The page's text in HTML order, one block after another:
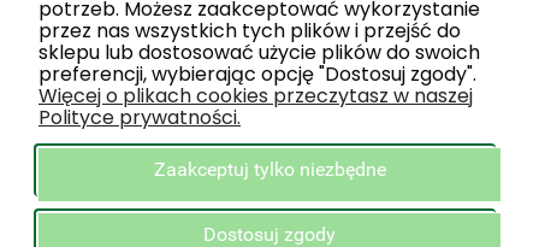
ZAKUPY
POMOC
INFORMACJE
potrzeb. Możesz zaakceptować wykorzystanie
przez nas wszystkich tych plików i przejść do
sklepu lub dostosować użycie plików do swoich
preferencji, wybierając opcję "Dostosuj zgody".
Więcej o plikach cookies przeczytasz w naszej
Polityce prywatności.
Zaakceptuj tylko niezbędne
Dostosuj zgody